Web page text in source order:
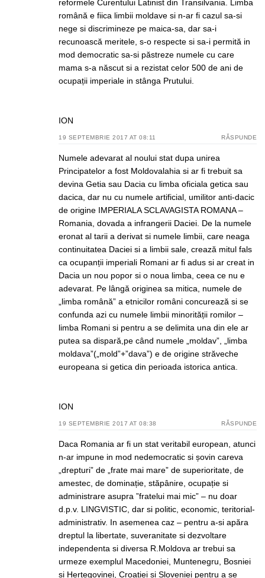
reformele Curentului Latinist din Transilvania. Limba
română e fiica limbii moldave si n-ar fi cazul sa-si
nege si discrimineze pe maica-sa, dar sa-i
recunoască meritele, s-o respecte si sa-i permită in
mod democratic sa-si păstreze numele cu care
mama s-a născut si a rezistat celor 500 de ani de
ocupații imperiale in stânga Prutului.
ION
19 SEPTEMBRIE 2017 AT 08:11 RĂSPUNDE
Numele adevarat al noului stat dupa unirea
Principatelor a fost Moldovalahia si ar fi trebuit sa
devina Getia sau Dacia cu limba oficiala getica sau
dacica, dar nu cu numele artificial, umilitor anti-dacic
de origine IMPERIALA SCLAVAGISTA ROMANA –
Romania, dovada a infrangerii Daciei. De la numele
eronat al tarii a derivat si numele limbii, care neaga
continuitatea Daciei si a limbii sale, crează mitul fals
ca ocupanții imperiali Romani ar fi adus si ar creat in
Dacia un nou popor si o noua limba, ceea ce nu e
adevarat. Pe lângă originea sa mitica, numele de
„limba română” a etnicilor români concurează si se
confunda azi cu numele limbii minorității romilor –
limba Romani si pentru a se delimita una din ele ar
putea sa dispară,pe când numele „moldav”, „limba
moldava”(„mold”+”dava”) e de origine străveche
europeana si getica din perioada istorica antica.
ION
19 SEPTEMBRIE 2017 AT 08:38 RĂSPUNDE
Daca Romania ar fi un stat veritabil european, atunci
n-ar impune in mod nedemocratic si șovin careva
„drepturi” de „frate mai mare” de superioritate, de
amestec, de dominație, stăpânire, ocupație si
administrare asupra ”fratelui mai mic” – nu doar
d.p.v. LINGVISTIC, dar si politic, economic, teritorial-
administrativ. In asemenea caz – pentru a-si apăra
dreptul la libertate, suveranitate si dezvoltare
independenta si diversa R.Moldova ar trebui sa
urmeze exemplul Macedoniei, Muntenegru, Bosniei
si Hertegovinei, Croației si Sloveniei pentru a se